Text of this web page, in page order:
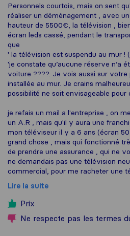
Personnels courtois, mais on sent
réaliser un déménagement , avec
hauteur de 5500€, la télévision ,
écran leds cassé, pendant le
que
' la télévision est suspendu au mur !
'je constate qu’aucune réserve n’a
voiture ????. Je vois aussi sur
installée au mur. Je crains
possibilité ne soit envisageable pour
je refais un mail a l'entreprise , on
un A.R , mais qu'il y aura une
mon téléviseur il y a 6 ans (écran
grand chose , mais qui fonctionné
de prendre une assurance , qui ne
ne demandais pas une télévision
commercial, pour me racheter une
Lire la suite
Prix
Ne respecte pas les termes